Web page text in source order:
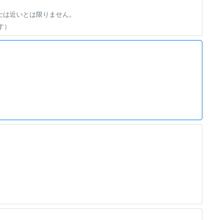
近いとは限りません。